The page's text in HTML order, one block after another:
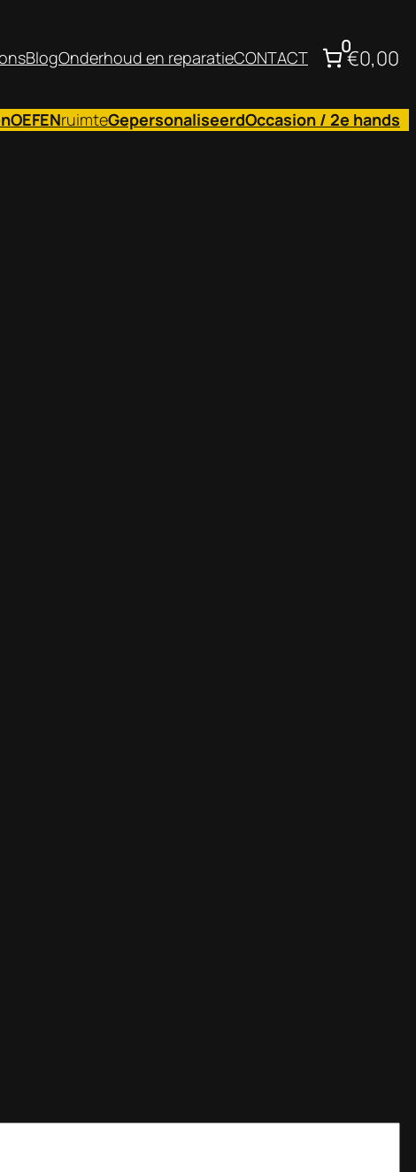
BlogOnderhoud en reparatieCONTACT 0€0,00
OEFENruimteGepersonaliseerdOccasion / 2e hands